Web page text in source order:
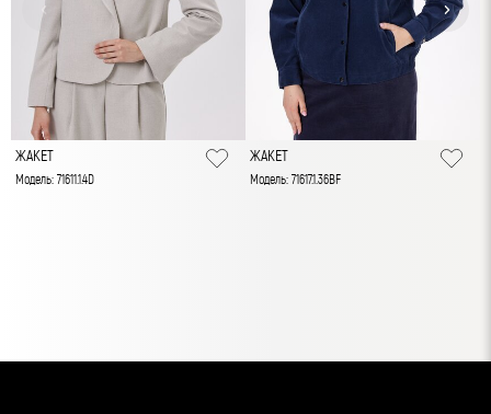
ЖАКЕТ
Модель: 71611.1.4D
ЖАКЕТ
Модель: 71617.1.36BF